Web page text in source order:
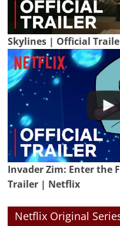
Skylines | Official
Invader Zim: Enter the
Trailer | Netflix
Netflix Original